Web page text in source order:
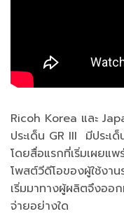
Ricoh Korea และ
ประเด็น GR III มีประ
โดยสื่อแรกที่เริ่มเผยแ
โพสต์วีดีโอของผู้ใช้งา
เริ่มมาทางผู้ผลิตจึงออก
จ่ายอย่างใด